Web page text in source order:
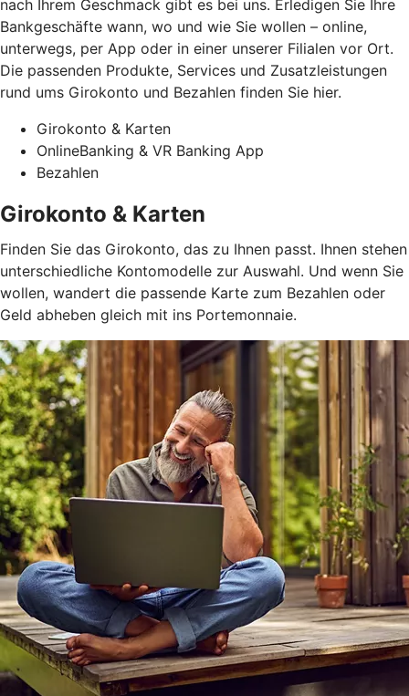
nach Ihrem Geschmack gibt es bei uns. Erledigen Sie Ihre
Bankgeschäfte wann, wo und wie Sie wollen – online,
unterwegs, per App oder in einer unserer Filialen vor Ort.
Die passenden Produkte, Services und Zusatzleistungen
rund ums Girokonto und Bezahlen finden Sie hier.
Girokonto & Karten
OnlineBanking & VR Banking App
Bezahlen
Girokonto & Karten
Finden Sie das Girokonto, das zu Ihnen passt. Ihnen stehen
unterschiedliche Kontomodelle zur Auswahl. Und wenn Sie
wollen, wandert die passende Karte zum Bezahlen oder
Geld abheben gleich mit ins Portemonnaie.